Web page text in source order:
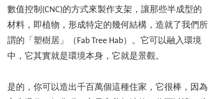
數值控制(CNC)的方式來製作支架，讓那些半成型的
材料，即植物，形成特定的幾何結構，造就了我們所
謂的「塑樹居」（Fab Tree Hab）。它可以融入環境
中，它其實就是環境本身，它就是景觀。
是的，你可以造出千百萬個這種住家，它很棒，因為